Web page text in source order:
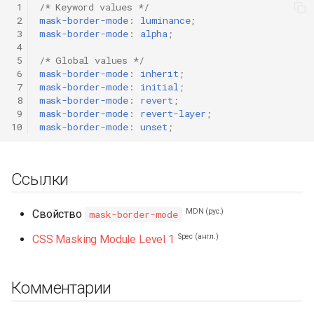
а
1
2
3
4
5
6
7
8
9
10
/* Keyword values */
mask-border-mode : luminance;
mask-border-mode : alpha;
/* Global values */
mask-border-mode : inherit ;
mask-border-mode : initial ;
mask-border-mode : revert ;
mask-border-mode : revert-layer ;
mask-border-mode : unset ;
Ссылки
Свойство mask-border-mode MDN (рус.)
CSS Masking Module Level 1 Spec (англ.)
Комментарии